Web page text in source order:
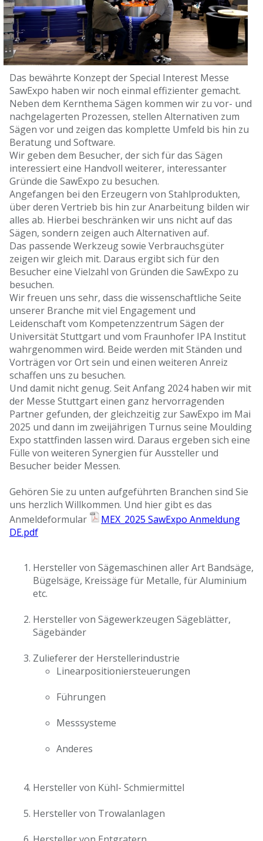
Das bewährte Konzept der Special Interest Messe
SawExpo haben wir noch einmal effizienter gemacht.
Neben dem Kernthema Sägen kommen wir zu vor- und
nachgelagerten Prozessen, stellen Alternativen zum
Sägen vor und zeigen das komplette Umfeld bis hin zu
Beratung und Software.
Wir geben dem Besucher, der sich für das Sägen
interessiert eine Handvoll weiterer, interessanter
Gründe die SawExpo zu besuchen.
Angefangen bei den Erzeugern von Stahlprodukten,
über deren Vertrieb bis hin zur Anarbeitung bilden wir
alles ab. Hierbei beschränken wir uns nicht auf das
Sägen, sondern zeigen auch Alternativen auf.
Das passende Werkzeug sowie Verbrauchsgüter
zeigen wir gleich mit. Daraus ergibt sich für den
Besucher eine Vielzahl von Gründen die SawExpo zu
besuchen.
Wir freuen uns sehr, dass die wissenschaftliche Seite
unserer Branche mit viel Engagement und
Leidenschaft vom Kompetenzzentrum Sägen der
Universität Stuttgart und vom Fraunhofer IPA Institut
wahrgenommen wird. Beide werden mit Ständen und
Vorträgen vor Ort sein und einen weiteren Anreiz
schaffen uns zu besuchen.
Und damit nicht genug. Seit Anfang 2024 haben wir mit
der Messe Stuttgart einen ganz hervorragenden
Partner gefunden, der gleichzeitig zur SawExpo im Mai
2025 und dann im zweijährigen Turnus seine Moulding
Expo stattfinden lassen wird. Daraus ergeben sich eine
Fülle von weiteren Synergien für Aussteller und
Besucher beider Messen.
Gehören Sie zu unten aufgeführten Branchen sind Sie
uns herzlich Willkommen. Und hier gibt es das
Anmeldeformular
MEX_2025 SawExpo Anmeldung
DE.pdf
Hersteller von Sägemaschinen aller Art Bandsäge,
Bügelsäge, Kreissäge für Metalle, für Aluminium
etc.
Hersteller von Sägewerkzeugen Sägeblätter,
Sägebänder
Zulieferer der Herstellerindustrie
Linearpositioniersteuerungen
Führungen
Messsysteme
Anderes
Hersteller von Kühl- Schmiermittel
Hersteller von Trowalanlagen